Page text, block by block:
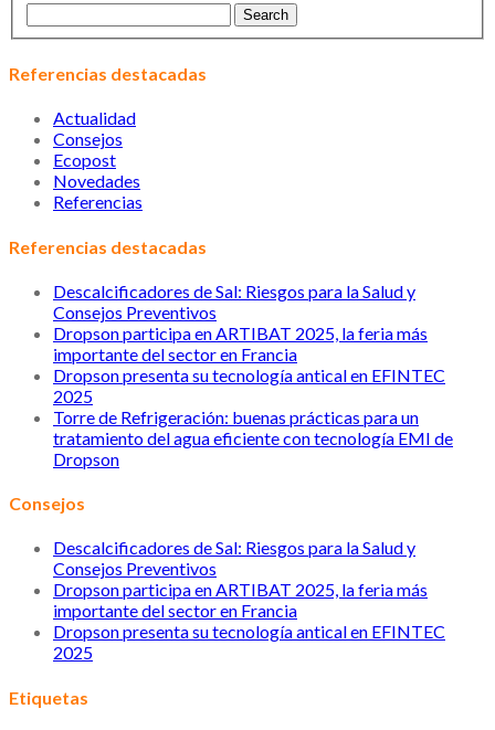
Referencias destacadas
Actualidad
Consejos
Ecopost
Novedades
Referencias
Referencias destacadas
Descalcificadores de Sal: Riesgos para la Salud y
Consejos Preventivos
Dropson participa en ARTIBAT 2025, la feria más
importante del sector en Francia
Dropson presenta su tecnología antical en EFINTEC
2025
Torre de Refrigeración: buenas prácticas para un
tratamiento del agua eficiente con tecnología EMI de
Dropson
Consejos
Descalcificadores de Sal: Riesgos para la Salud y
Consejos Preventivos
Dropson participa en ARTIBAT 2025, la feria más
importante del sector en Francia
Dropson presenta su tecnología antical en EFINTEC
2025
Etiquetas